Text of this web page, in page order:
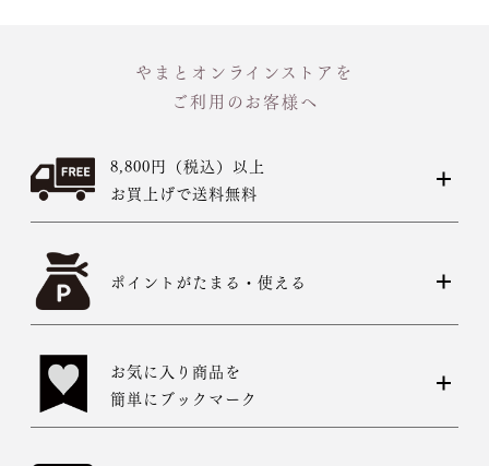
やまとオンラインストアを
ご利用のお客様へ
8,800円（税込）以上
お買上げで送料無料
ポイントがたまる・使える
お気に入り商品を
簡単にブックマーク